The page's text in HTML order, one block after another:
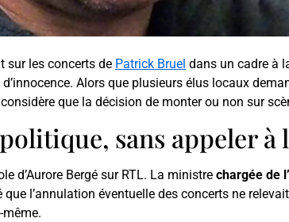
sur les concerts de Patrick Bruel dans un cadre à
Alors que plusieurs élus locaux
que la décision de monter ou non sur
sans appeler
d’Aurore Bergé sur RTL. La ministre chargée de
l’annulation éventuelle des concerts ne
même.